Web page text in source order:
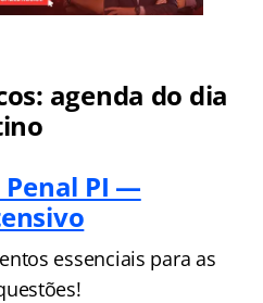
agenda do dia
Penal PI —
essenciais para as